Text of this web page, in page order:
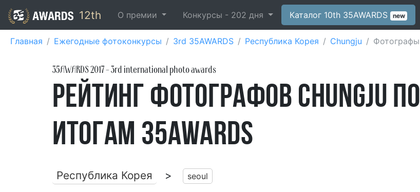
12th О премии Конкурсы - 202 дня Каталог 10th 35AWARDS new
Главная Ежегодные фотоконкурсы 3rd 35AWARDS Республика Корея Chungju Фотографы
35AWARDS2017- 3rd international photo awards
Рейтинг фотографов Chungju по
итогам 35AWARDS
Республика Корея > seoul